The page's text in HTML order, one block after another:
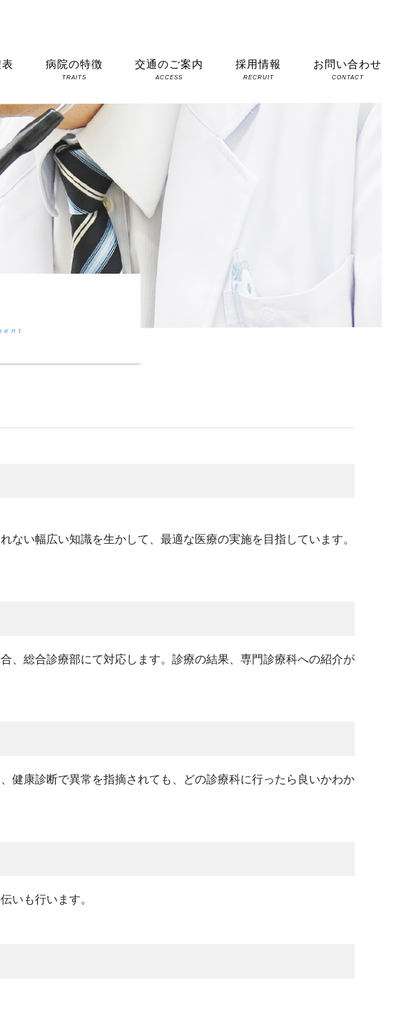
お問い合わせ
CONTACT
採用情報
RECRUIT
交通のご案内
ACCESS
病院の特徴
TRAITS
い幅広い知識を生かして、最適な医療の実施を目指しています。
、総合診療部にて対応します。診療の結果、専門診療科への紹介が
健康診断で異常を指摘されても、どの診療科に行ったら良いかわか
いも行います。